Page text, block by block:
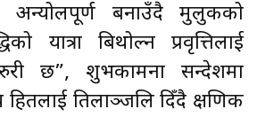
बनाउँदै मुलुकको
यात्रा बिथोल्न प्रवृत्तिलाई
छ”, शुभकामना सन्देशमा
हितलाई तिलाञ्जलि दिँदै क्षणिक